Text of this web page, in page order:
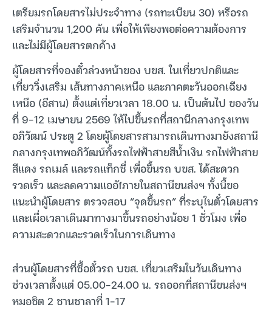
เตรียมรถโดยสารไม่ประจำทาง (รถทะเบียน 30) หรือรถ
เสริมจำนวน 1,200 คัน เพื่อให้เพียงพอต่อความต้องการ
และไม่มีผู้โดยสารตกค้าง
ผู้โดยสารที่จองตั๋วล่วงหน้าของ บขส. ในเที่ยวปกติและ
เที่ยววิ่งเสริม เส้นทางภาคเหนือ และภาคตะวันออกเฉียง
เหนือ (อีสาน) ตั้งแต่เที่ยวเวลา 18.00 น. เป็นต้นไป ของวัน
ที่ 9-12 เมษายน 2569 ให้ไปขึ้นรถที่สถานีกลางกรุงเทพ
อภิวัฒน์ ประตู 2 โดยผู้โดยสารสามารถเดินทางมายังสถานี
กลางกรุงเทพอภิวัฒน์ทั้งรถไฟฟ้าสายสีน้ำเงิน รถไฟฟ้าสาย
สีแดง รถเมล์ และรถแท็กซี่ เพื่อขึ้นรถ บขส. ได้สะดวก
รวดเร็ว และลดความแออัfภายในสถานีขนส่งฯ ทั้งนี้ขอ
แนะนำผู้โดยสาร ตรวจสอบ “จุดขึ้นรถ” ที่ระบุในตั๋วโดยสาร
และเผื่อเวลาเดินมาทางมาขึ้นรถอย่างน้อย 1 ชั่วโมง เพื่อ
ความสะดวกและรวดเร็วในการเดินทาง
ส่วนผู้โดยสารที่ซื้อตั๋วรถ บขส. เที่ยวเสริมในวันเดินทาง
ช่วงเวลาตั้งแต่ 05.00-24.00 น. รถออกที่สถานีขนส่งฯ
หมอชิต 2 ชานชาลาที่ 1-17